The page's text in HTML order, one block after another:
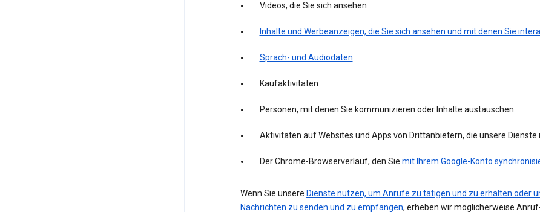
Videos, die Sie sich ansehen
Inhalte und Werbeanzeigen, die Sie sich ansehen und mit denen Sie
Sprach- und Audiodaten
Kaufaktivitäten
Personen, mit denen Sie kommunizieren oder Inhalte austauschen
Aktivitäten auf Websites und Apps von Drittanbietern, die unsere Dienste
Der Chrome-Browserverlauf, den Sie mit Ihrem Google-Konto
Wenn Sie unsere Dienste nutzen, um Anrufe zu tätigen und zu erhalten oder
Nachrichten zu senden und zu empfangen, erheben wir möglicherweise